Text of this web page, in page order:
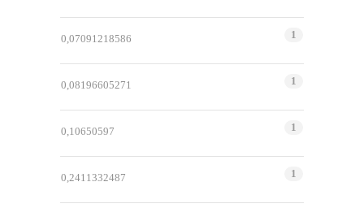
0,07091218586 1
0,08196605271 1
0,10650597 1
0,2411332487 1